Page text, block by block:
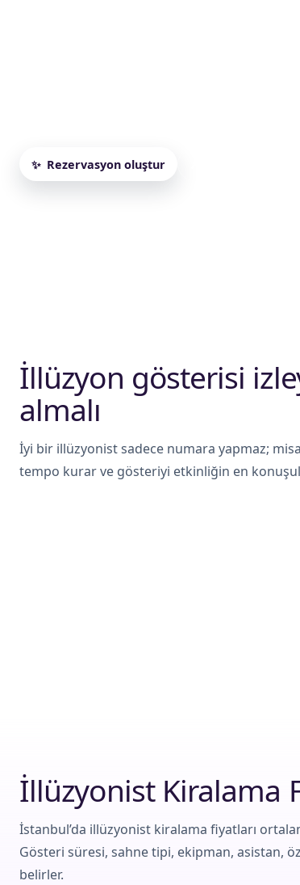
Rezervasyon oluştur
İllüzyon gösterisi
almalı
İyi bir illüzyonist sadece numara yapmaz;
tempo kurar ve gösteriyi etkinliğin en
İllüzyonist Kiralama
İstanbul’da illüzyonist kiralama fiyatları
Gösteri süresi, sahne tipi, ekipman, asistan,
belirler.